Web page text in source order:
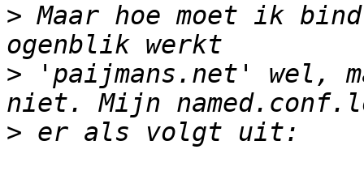
> Maar hoe moet ik
> 'paijmans.net' wel,
>